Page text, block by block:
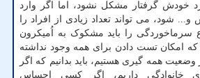
خودش گرفتار مشکل نشود، اما اگر وارد
شود، می تواند تعداد زیادی از افراد را
سرماخوردگی را باید مشکوک به اُمیکرون
که امکان تست دادن برای همه وجود نداشته
وضعیت همه گیری هستیم، باید بدانیم که اگر
خانوادگی داریم، اگر کسی احساس